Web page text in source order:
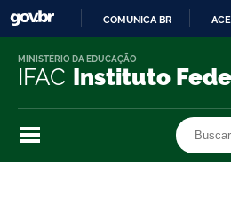
O
COMUNICA BR
IFAC Instituto
MINISTÉRIO DA EDUCAÇÃO